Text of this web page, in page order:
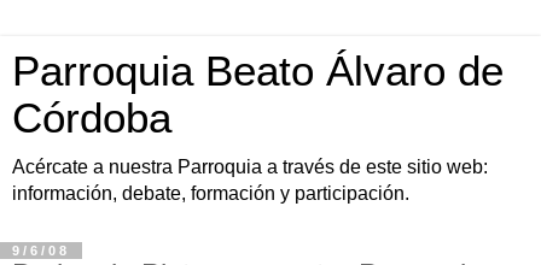
Parroquia Beato Álvaro de
Córdoba
Acércate a nuestra Parroquia a través de este sitio web:
información, debate, formación y participación.
9/6/08